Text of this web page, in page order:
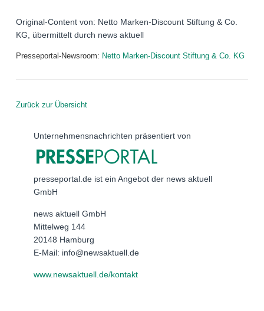
Original-Content von: Netto Marken-Discount Stiftung & Co.
KG, übermittelt durch news aktuell
Presseportal-Newsroom: Netto Marken-Discount Stiftung & Co. KG
Zurück zur Übersicht
Unternehmensnachrichten präsentiert von
presseportal.de ist ein Angebot der news aktuell
GmbH
news aktuell GmbH
Mittelweg 144
20148 Hamburg
E-Mail: info@newsaktuell.de
www.newsaktuell.de/kontakt